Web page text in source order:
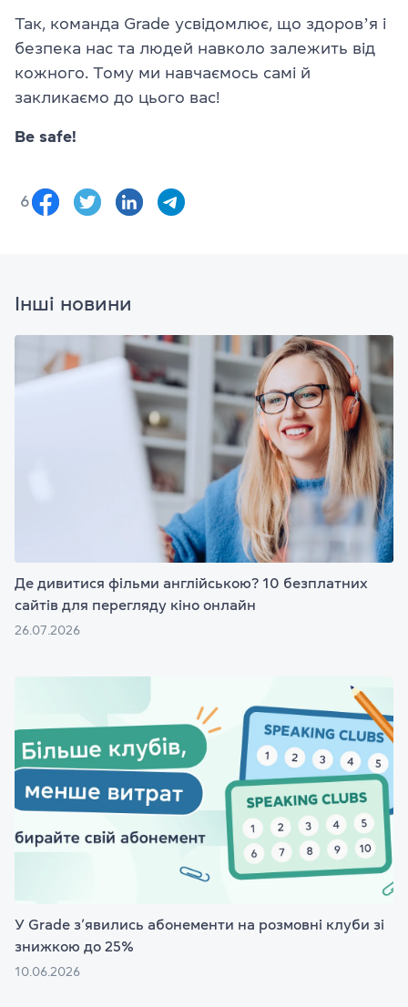
Так, команда Grade усвідомлює, що здоровʼя і
безпека нас та людей навколо залежить від
кожного. Тому ми навчаємось самі й
закликаємо до цього вас!
Be safe!
6
Інші новини
Де дивитися фільми англійською? 10 безплатних
сайтів для перегляду кіно онлайн
26.07.2026
У Grade з’явились абонементи на розмовні клуби зі
знижкою до 25%
10.06.2026